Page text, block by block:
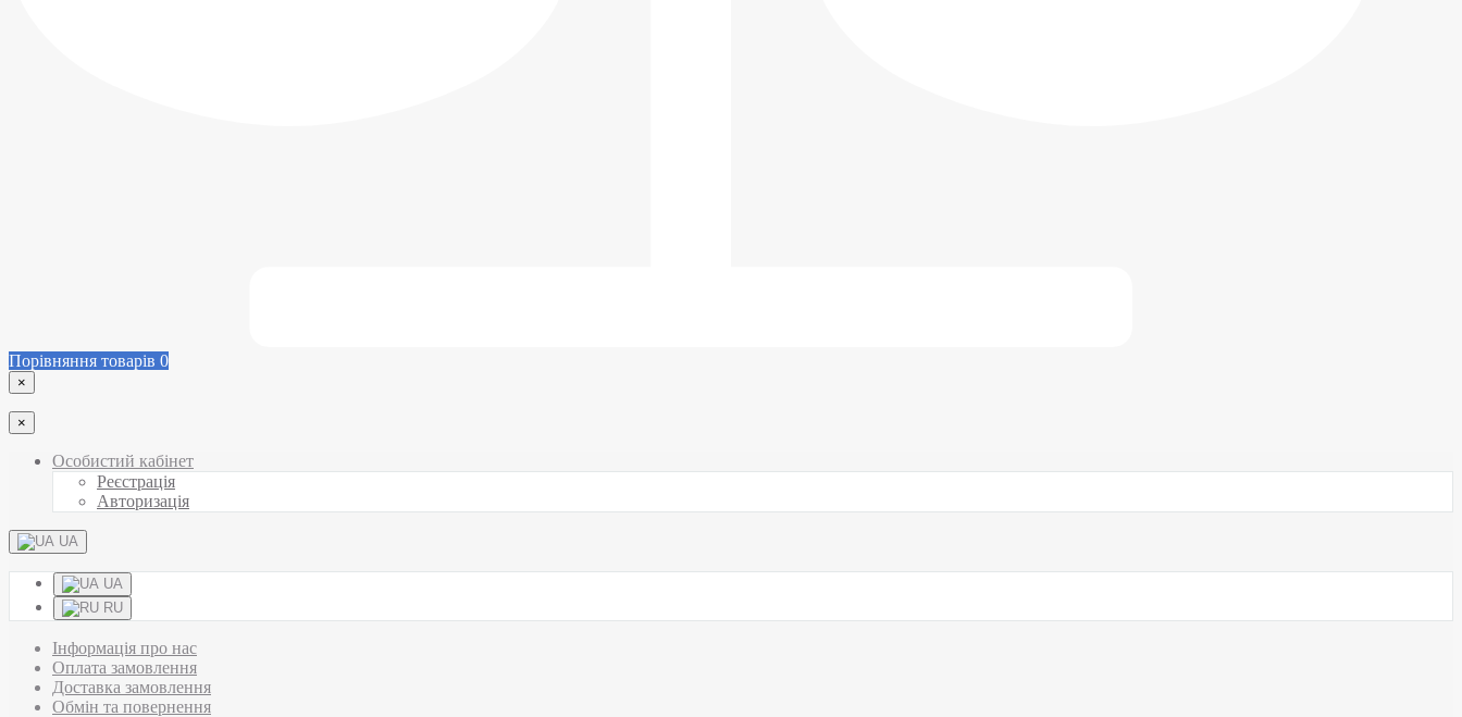
Порівняння товарів 0
×
×
Особистий кабінет
Реєстрація
Авторизація
UA
UA
RU
Інформація про нас
Оплата замовлення
Доставка замовлення
Обмін та повернення